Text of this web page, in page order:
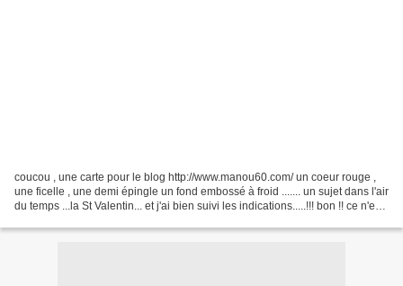
coucou , une carte pour le blog http://www.manou60.com/ un coeur rouge ,
une ficelle , une demi épingle un fond embossé à froid ....... un sujet dans l'air
du temps ...la St Valentin... et j'ai bien suivi les indications.....!!! bon !! ce n'est